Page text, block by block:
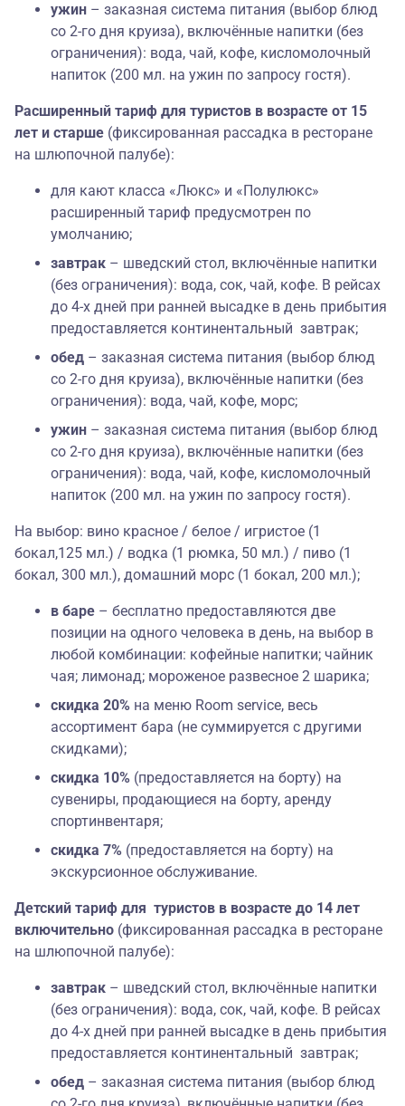
ужин – заказная система питания (выбор блюд
со 2-го дня круиза), включённые напитки (без
ограничения): вода, чай, кофе, кисломолочный
напиток (200 мл. на ужин по запросу гостя).
Расширенный тариф для туристов в возрасте от 15
лет и старше (фиксированная рассадка в ресторане
на шлюпочной палубе):
для кают класса «Люкс» и «Полулюкс»
расширенный тариф предусмотрен по
умолчанию;
завтрак – шведский стол, включённые напитки
(без ограничения): вода, сок, чай, кофе. В рейсах
до 4-х дней при ранней высадке в день прибытия
предоставляется континентальный завтрак;
обед – заказная система питания (выбор блюд
со 2-го дня круиза), включённые напитки (без
ограничения): вода, чай, кофе, морс;
ужин – заказная система питания (выбор блюд
со 2-го дня круиза), включённые напитки (без
ограничения): вода, чай, кофе, кисломолочный
напиток (200 мл. на ужин по запросу гостя).
На выбор: вино красное / белое / игристое (1
бокал,125 мл.) / водка (1 рюмка, 50 мл.) / пиво (1
бокал, 300 мл.), домашний морс (1 бокал, 200 мл.);
в баре – бесплатно предоставляются две
позиции на одного человека в день, на выбор в
любой комбинации: кофейные напитки; чайник
чая; лимонад; мороженое развесное 2 шарика;
скидка 20% на меню Room service, весь
ассортимент бара (не суммируется с другими
скидками);
скидка 10% (предоставляется на борту) на
сувениры, продающиеся на борту, аренду
спортинвентаря;
скидка 7% (предоставляется на борту) на
экскурсионное обслуживание.
Детский тариф для туристов в возрасте до 14 лет
включительно (фиксированная рассадка в ресторане
на шлюпочной палубе):
завтрак – шведский стол, включённые напитки
(без ограничения): вода, сок, чай, кофе. В рейсах
до 4-х дней при ранней высадке в день прибытия
предоставляется континентальный завтрак;
обед – заказная система питания (выбор блюд